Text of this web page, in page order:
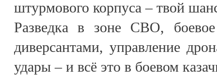
штурмового корпуса – твой
Разведка в зоне СВО,
диверсантами, управление
удары – и всё это в боевом